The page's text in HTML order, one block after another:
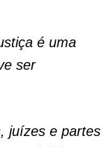
é uma
ser
juízes e partes